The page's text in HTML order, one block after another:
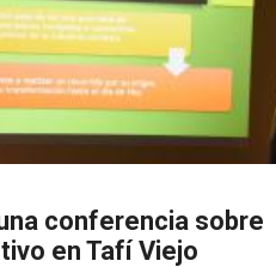
conferencia sobre
en Tafí Viejo